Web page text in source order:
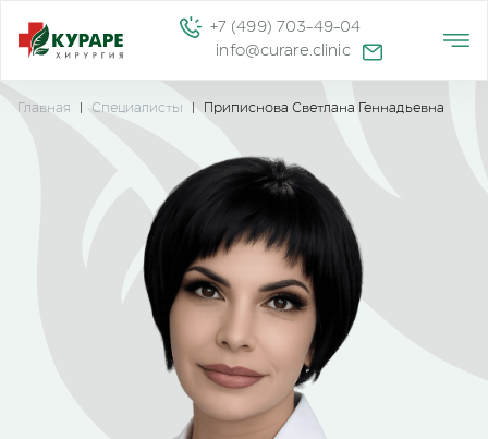
+7 (499) 703-49-04
info@curare.clinic
Главная Специалисты Приписнова Светлана Геннадьевна